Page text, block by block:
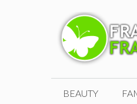
BEAUTY